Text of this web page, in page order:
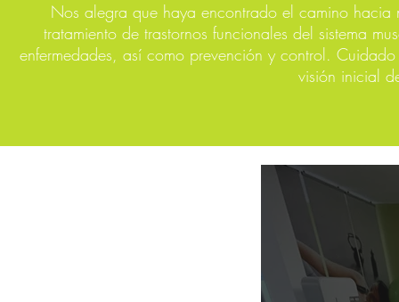
Nos alegra que haya encontrado el camino hacia
tratamiento de trastornos funcionales del sistema
enfermedades, así como prevención y control.
visión inicial